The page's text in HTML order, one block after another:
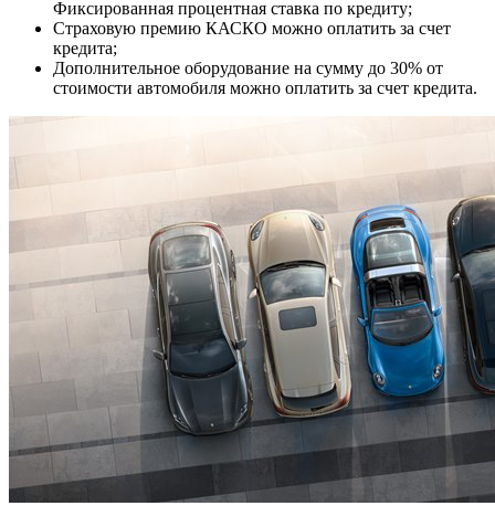
Фиксированная процентная ставка по кредиту;
Страховую премию КАСКО можно оплатить за счет
кредита;
Дополнительное оборудование на сумму до 30% от
стоимости автомобиля можно оплатить за счет кредита.